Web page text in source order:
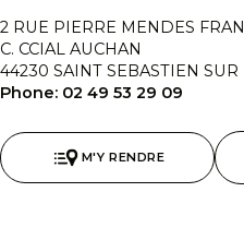
2 RUE PIERRE MENDES
C. CCIAL AUCHAN
44230 SAINT SEBASTIEN SUR
Phone: 02 49 53 29 09
M'Y RENDRE